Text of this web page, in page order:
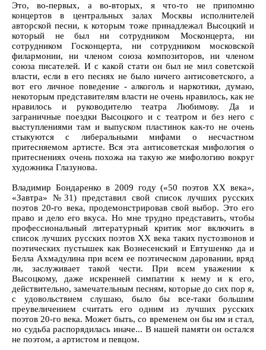
Это, во-первых, а во-вторых, я что-то не припомню
концертов в центральных залах Москвы исполнителей
авторской песни, к которым тоже принадлежал Высоцкий и
который не был ни сотрудником Москонцерта, ни
сотрудником Госконцерта, ни сотрудником московской
филармонии, ни членом союза композиторов, ни членом
союза писателей. И с какой стати он был не мил советской
власти, если в его песнях не было ничего антисоветского, а
вот его личное поведение - алкоголь и наркотики, думаю,
некоторым представителям власти не очень нравилось, как не
нравилось и руководителю театра Любимову. Да и
заграничные поездки Высоцкого и с театром и без него с
выступлениями там и выпуском пластинок как-то не очень
стыкуются с либеральными мифами о несчастном
притесняемом артисте. Вся эта антисоветская мифология о
притеснениях очень похожа на такую же мифологию вокруг
художника Глазунова.
Владимир Бондаренко в 2009 году («50 поэтов ХХ века»,
«Завтра» №31) представил свой список лучших русских
поэтов 20-го века, продемонстрировав свой выбор. Это его
право и дело его вкуса. Но мне трудно представить, чтобы
профессиональный литературный критик мог включить в
список лучших русских поэтов ХХ века таких пустозвонов и
поэтических пустышек как Вознесенский и Евтушенко да и
Белла Ахмадулина при всем ее поэтическом даровании, вряд
ли, заслуживает такой чести. При всем уважении к
Высоцкому, даже искренней симпатии к нему и к его,
действительно, замечательным песням, которые до сих пор я,
с удовольствием слушаю, было бы все-таки большим
преувеличением считать его одним из лучших русских
поэтов 20-го века. Может быть, со временем он бы им и стал,
но судьба распорядилась иначе... В нашей памяти он остался
не поэтом, а артистом и певцом.